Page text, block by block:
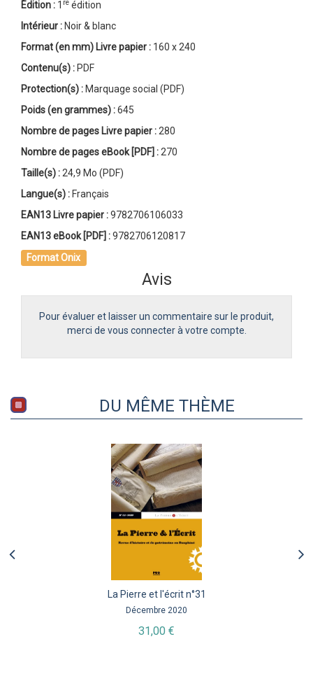
Édition : 1 re édition
Intérieur : Noir & blanc
Format (en mm) Livre papier : 160 x 240
Contenu(s) : PDF
Protection(s) : Marquage social (PDF)
Poids (en grammes) :645
Nombre de pages Livre papier :280
Nombre de pageseBook [PDF] :270
Taille(s) :24,9 Mo (PDF)
Langue(s) : Français
EAN13 Livre papier :9782706106033
EAN13 eBook [PDF] :9782706120817
Format Onix
Avis
Pour évaluer et laisser un commentaire sur le produit,
merci de vous connecter à votre compte.
DU MÊME THÈME
La Pierre et l'écrit n°31
Décembre 2020
31,00 €